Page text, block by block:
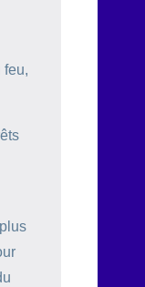
feu,